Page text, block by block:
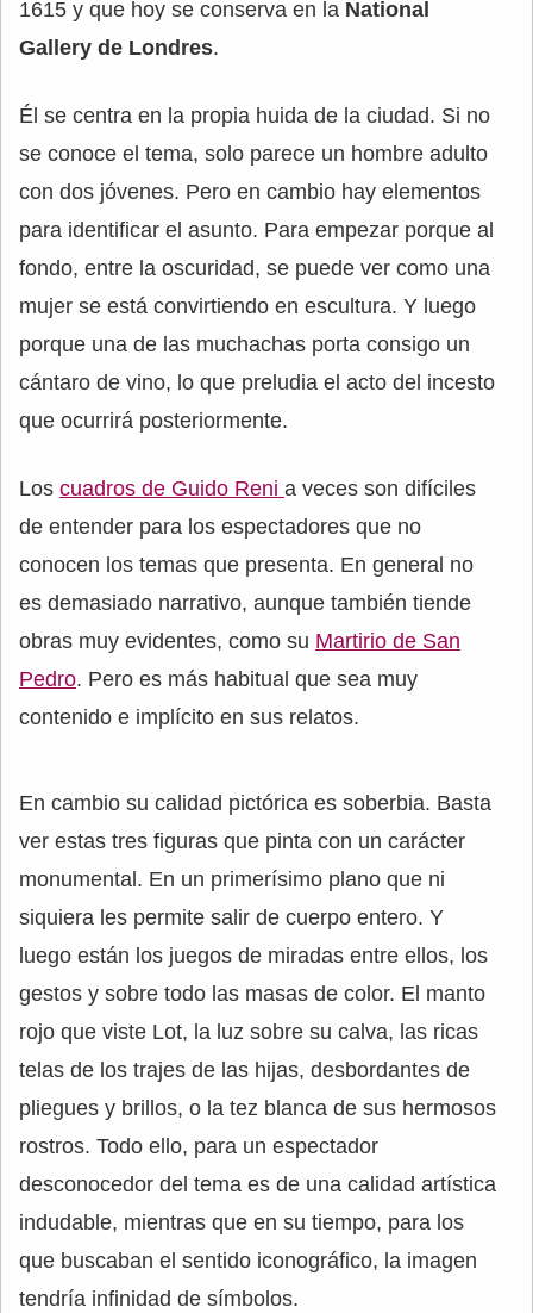
1615 y que hoy se conserva en la National
Gallery de Londres.
Él se centra en la propia huida de la ciudad. Si no
se conoce el tema, solo parece un hombre adulto
con dos jóvenes. Pero en cambio hay elementos
para identificar el asunto. Para empezar porque al
fondo, entre la oscuridad, se puede ver como una
mujer se está convirtiendo en escultura. Y luego
porque una de las muchachas porta consigo un
cántaro de vino, lo que preludia el acto del incesto
que ocurrirá posteriormente.
Los cuadros de Guido Reni a veces son difíciles
de entender para los espectadores que no
conocen los temas que presenta. En general no
es demasiado narrativo, aunque también tiende
obras muy evidentes, como su Martirio de San
Pedro. Pero es más habitual que sea muy
contenido e implícito en sus relatos.
En cambio su calidad pictórica es soberbia. Basta
ver estas tres figuras que pinta con un carácter
monumental. En un primerísimo plano que ni
siquiera les permite salir de cuerpo entero. Y
luego están los juegos de miradas entre ellos, los
gestos y sobre todo las masas de color. El manto
rojo que viste Lot, la luz sobre su calva, las ricas
telas de los trajes de las hijas, desbordantes de
pliegues y brillos, o la tez blanca de sus hermosos
rostros. Todo ello, para un espectador
desconocedor del tema es de una calidad artística
indudable, mientras que en su tiempo, para los
que buscaban el sentido iconográfico, la imagen
tendría infinidad de símbolos.